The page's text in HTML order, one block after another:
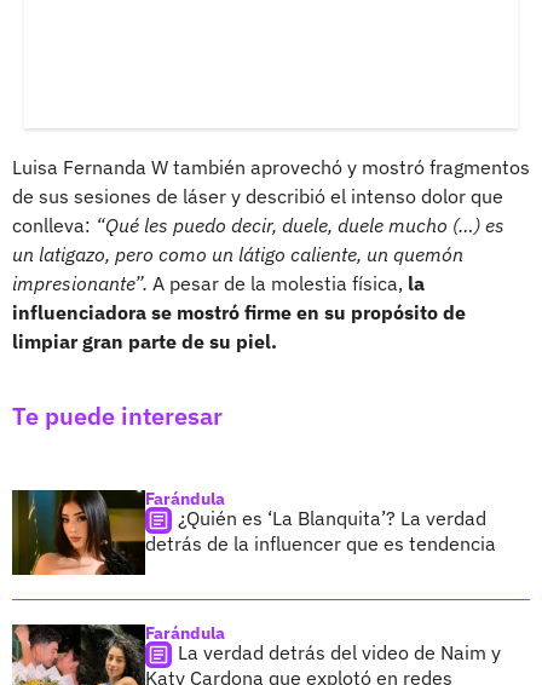
Luisa Fernanda W también aprovechó y mostró fragmentos
de sus sesiones de láser y describió el intenso dolor que
conlleva: “Qué les puedo decir, duele, duele mucho (…) es
un latigazo, pero como un látigo caliente, un quemón
impresionante”. A pesar de la molestia física, la
influenciadora se mostró firme en su propósito de
limpiar gran parte de su piel.
Te puede interesar
Farándula
¿Quién es ‘La Blanquita’? La verdad
detrás de la influencer que es tendencia
Farándula
La verdad detrás del video de Naim y
Katy Cardona que explotó en redes